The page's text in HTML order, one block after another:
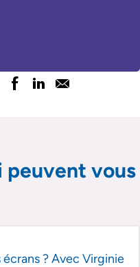
l'article sur twitter
externe
Partager l'article sur facebook
lien externe
Partager l'article sur
lien externe
Partager l'article
lien externe
peuvent vous
? Avec Virginie